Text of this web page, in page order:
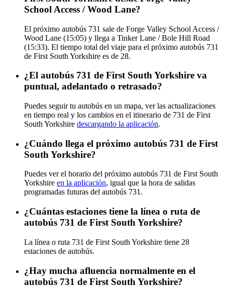
School Access / Wood Lane?
El próximo autobús 731 sale de Forge Valley School Access /
Wood Lane (15:05) y llega a Tinker Lane / Bole Hill Road
(15:33). El tiempo total del viaje para el próximo autobús 731
de First South Yorkshire es de 28.
¿El autobús 731 de First South Yorkshire va
puntual, adelantado o retrasado?
Puedes seguir tu autobús en un mapa, ver las actualizaciones
en tiempo real y los cambios en el itinerario de 731 de First
South Yorkshire descargando la aplicación.
¿Cuándo llega el próximo autobús 731 de First
South Yorkshire?
Puedes ver el horario del próximo autobús 731 de First South
Yorkshire en la aplicación, igual que la hora de salidas
programadas futuras del autobús 731.
¿Cuántas estaciones tiene la línea o ruta de
autobús 731 de First South Yorkshire?
La línea o ruta 731 de First South Yorkshire tiene 28
estaciones de autobús.
¿Hay mucha afluencia normalmente en el
autobús 731 de First South Yorkshire?